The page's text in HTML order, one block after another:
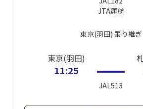
JTA運航
東京(羽田) 乗り継ぎ
東京(羽田)
11:25
JAL513